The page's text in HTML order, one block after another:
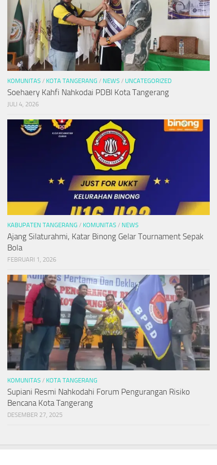
KOMUNITAS / KOTA TANGERANG / NEWS / UNCATEGORIZED
Soehaery Kahfi Nahkodai PDBI Kota Tangerang
JULI 4, 2026
KABUPATEN TANGERANG / KOMUNITAS / NEWS
Ajang Silaturahmi, Katar Binong Gelar Tournament Sepak
Bola
FEBRUARI 1, 2026
KOMUNITAS / KOTA TANGERANG
Supiani Resmi Nahkodahi Forum Pengurangan Risiko
Bencana Kota Tangerang
DESEMBER 27, 2025